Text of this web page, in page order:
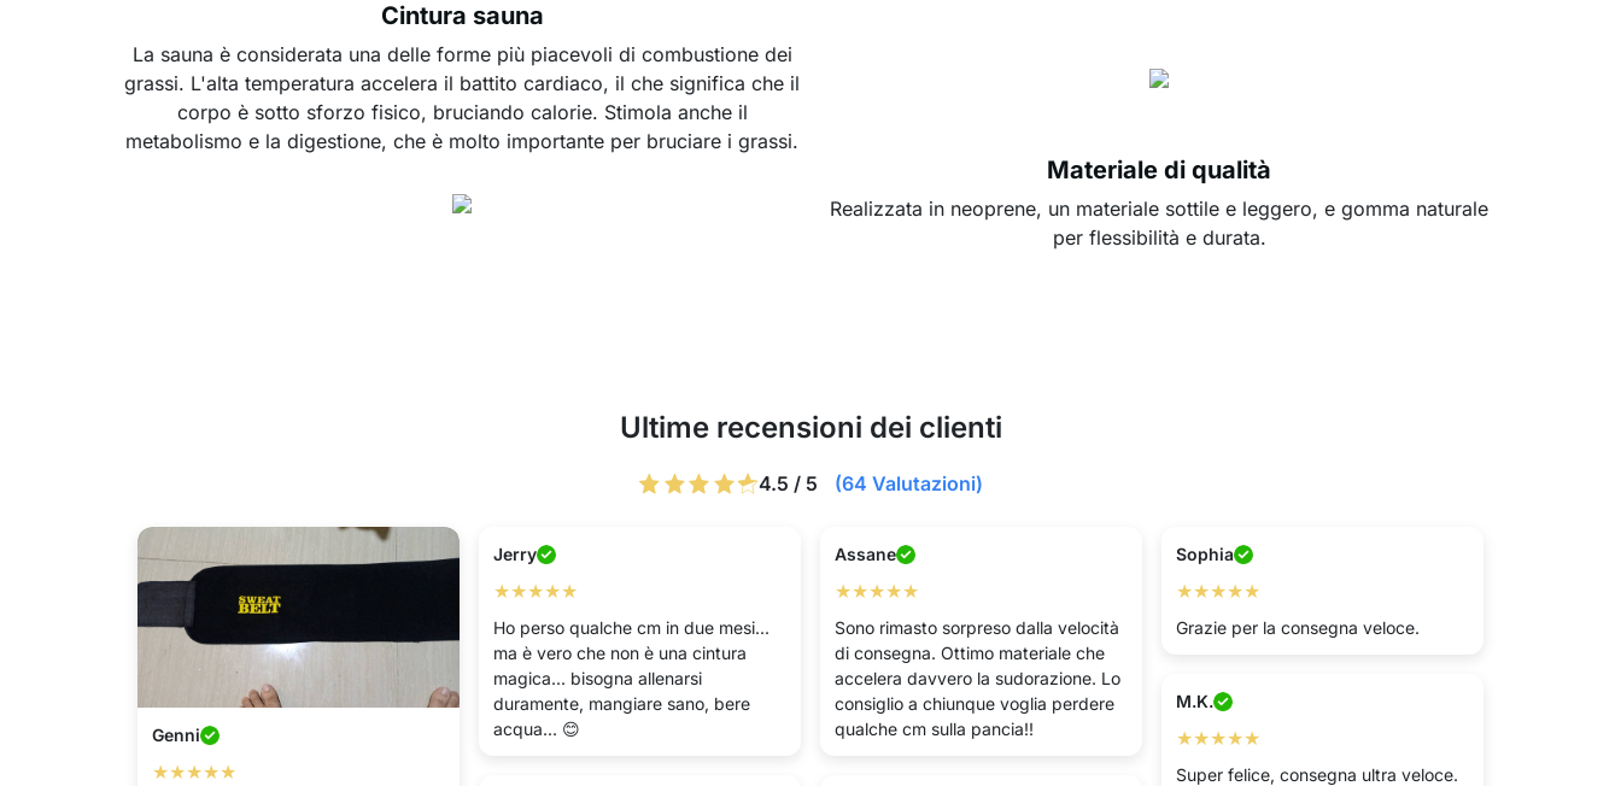
Cintura sauna
La sauna è considerata una delle forme più piacevoli di combustione dei
grassi. L'alta temperatura accelera il battito cardiaco, il che significa che il
corpo è sotto sforzo fisico, bruciando calorie. Stimola anche il
metabolismo e la digestione, che è molto importante per bruciare i grassi.
Materiale di qualità
Realizzata in neoprene, un materiale sottile e leggero, e gomma naturale
per flessibilità e durata.
Ultime recensioni dei clienti
4.5 / 5 (64 Valutazioni)
Genni
★★★★★
Jerry
★★★★★
Ho perso qualche cm in due mesi...
ma è vero che non è una cintura
magica... bisogna allenarsi
duramente, mangiare sano, bere
acqua... 😊
Assane
★★★★★
Sono rimasto sorpreso dalla velocità
di consegna. Ottimo materiale che
accelera davvero la sudorazione. Lo
consiglio a chiunque voglia perdere
qualche cm sulla pancia!!
Sophia
★★★★★
Grazie per la consegna veloce.
M.K.
★★★★★
Super felice, consegna ultra veloce.